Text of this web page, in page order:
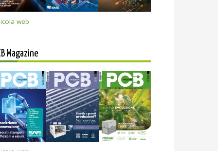
web
Magazine